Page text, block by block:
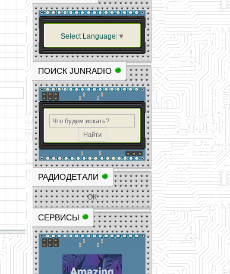
Select Language ▼
ПОИСК JUNRADIO
РАДИОДЕТАЛИ
ОК
СЕРВИСЫ